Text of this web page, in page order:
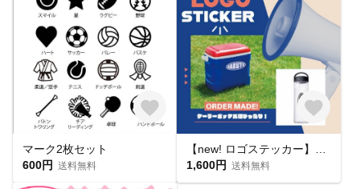
マーク2枚セット
600円 送料無料
1,600円 送料無料